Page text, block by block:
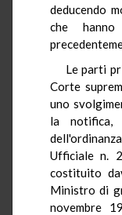
deducendo
che
Le parti
Corte
uno
la notifica,
Ufficiale n.
costituito
Ministro di
novembre